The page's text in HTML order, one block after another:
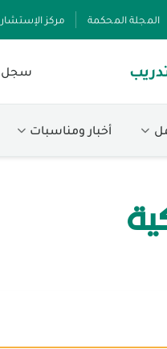
المجلة المحكمة مركز
سجل
أخبار ومناسبات